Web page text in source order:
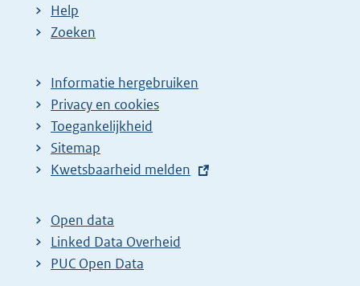
Help
Zoeken
Informatie hergebruiken
Privacy en cookies
Toegankelijkheid
Sitemap
E
t
e
r
Kwetsbaarheid melden
Open data
Linked Data Overheid
PUC Open Data